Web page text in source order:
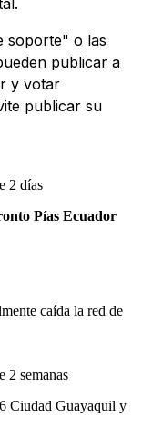
soporte" o las
publicar a
y votar
publicar su